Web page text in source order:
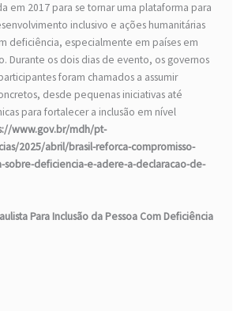
em 2017 para se tornar uma plataforma para
inclusivo e ações humanitárias
deficiência, especialmente em países em
Durante os dois dias de evento, os governos
foram chamados a assumir
desde pequenas iniciativas até
para fortalecer a inclusão em nível
www.gov.br/mdh/pt-
2025/abril/brasil-reforca-compromisso-
sobre-deficiencia-e-adere-a-declaracao-de-
Para Inclusão da Pessoa Com Deficiência